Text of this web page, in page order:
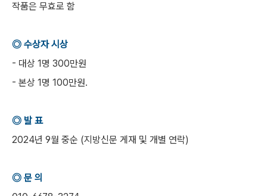
작품은 무효로 함
◎ 수상자 시상
- 대상 1명 300만원
- 본상 1명 100만원.
◎ 발 표
2024년 9월 중순 (지방신문 게재 및 개별 연락)
◎ 문 의